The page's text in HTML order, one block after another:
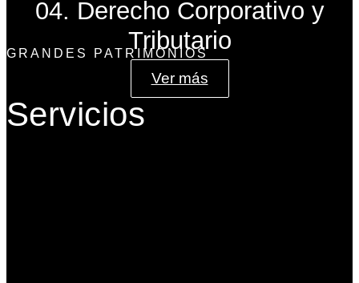
04. Derecho Corporativo y
Tributario
Ver más
GRANDES PATRIMONIOS
Servicios